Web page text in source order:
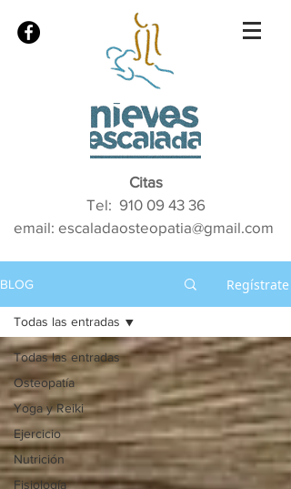
Citas
Tel: 910 09 43 36
email: escaladaosteopatia@gmail.com
BLOG Regístrate
Todas las entradas
Osteopatía
Yoga y Reiki
Ejercicio
Nutrición
Fisiología
Todas las entradas